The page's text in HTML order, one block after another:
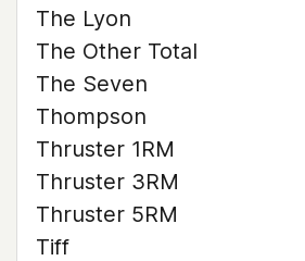
The Lyon
The Other Total
The Seven
Thompson
Thruster 1RM
Thruster 3RM
Thruster 5RM
Tiff